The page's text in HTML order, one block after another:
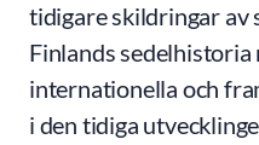
tidigare skildringar
Finlands sedelhistoria
internationella och
i den tidiga